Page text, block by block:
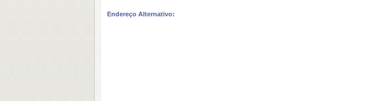
Endereço Alternativo: